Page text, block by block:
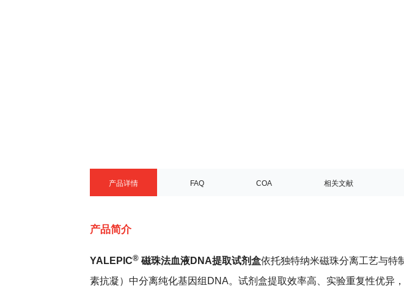
产品详情 FAQ COA 相关文献
产品简介
YALEPIC®磁珠法血液DNA提取试剂盒依托独特纳米磁珠分离工艺与特
素抗凝）中分离纯化基因组DNA。试剂盒提取效率高、实验重复性优异